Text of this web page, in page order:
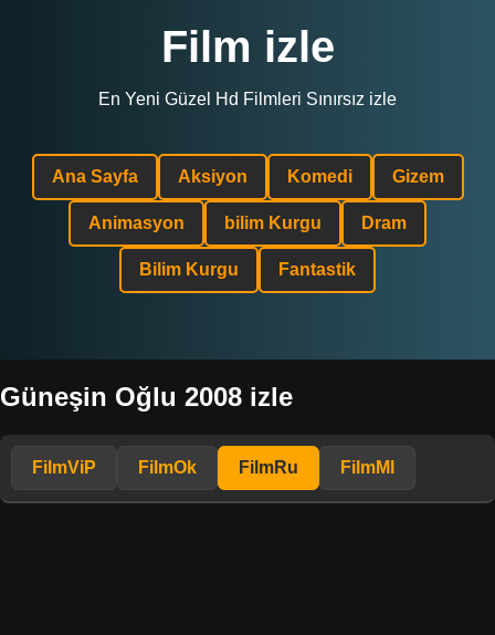
Film izle
En Yeni Güzel Hd Filmleri Sınırsız izle
Ana Sayfa Aksiyon Komedi Gizem
Animasyon bilim Kurgu Dram
Bilim Kurgu Fantastik
Güneşin Oğlu 2008 izle
FilmViP FilmOk FilmRu FilmMl